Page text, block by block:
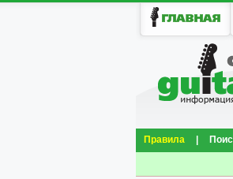
Правила